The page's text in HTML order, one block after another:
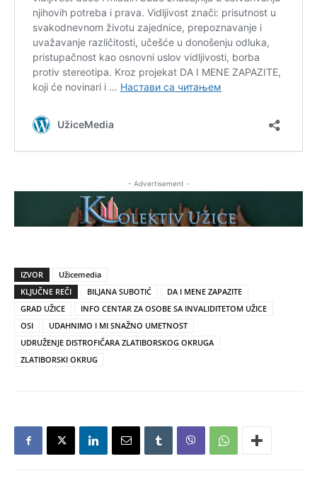
- Advertisement -
IZVOR
Užicemedia
KLJUČNE REČI
BILJANA SUBOTIĆ
DA I MENE ZAPAZITE
GRAD UŽICE
INFO CENTAR ZA OSOBE SA INVALIDITETOM UŽICE
OSI
UDAHNIMO I MI SNAŽNO UMETNOST
UDRUŽENJE DISTROFIČARA ZLATIBORSKOG OKRUGA
ZLATIBORSKI OKRUG